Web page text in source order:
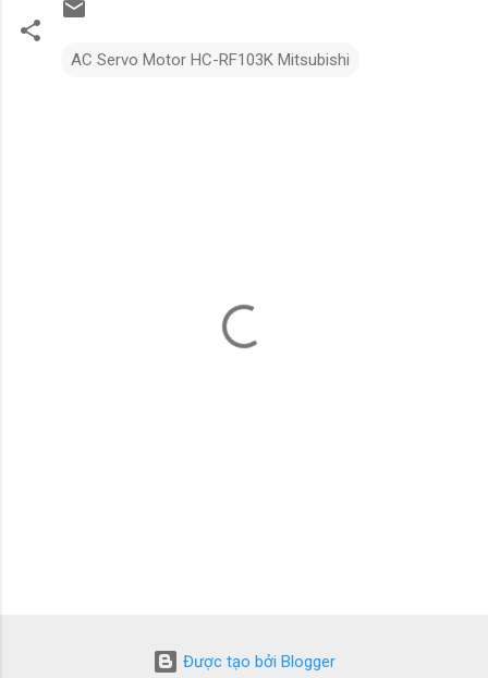
AC Servo Motor HC-RF103K Mitsubishi
Được tạo bởi Blogger